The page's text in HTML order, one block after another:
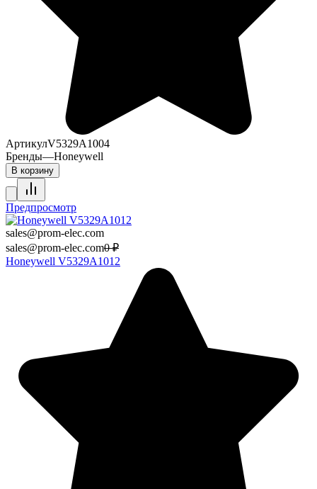
АртикулV5329A1004
Бренды—Honeywell
В корзину
Предпросмотр
sales@prom-elec.com
sales@prom-elec.com0 ₽
Honeywell V5329A1012